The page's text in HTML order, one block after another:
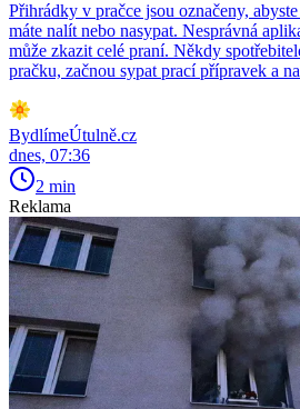
Přihrádky v pračce jsou označeny,
máte nalít nebo nasypat. Nesprávná
může zkazit celé praní. Někdy
pračku, začnou sypat prací přípravek a
BydlímeÚtulně.cz
dnes, 07:36
2 min
Reklama